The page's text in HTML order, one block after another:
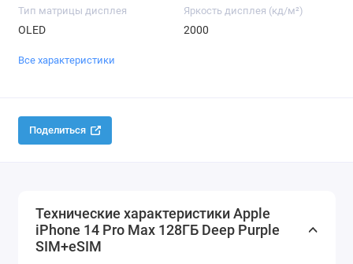
Тип матрицы дисплея
OLED
Яркость дисплея (кд/ м²)
2000
Все характеристики
Поделиться
Технические характеристики Apple
iPhone 14 Pro Max 128ГБ Deep Purple
SIM+eSIM